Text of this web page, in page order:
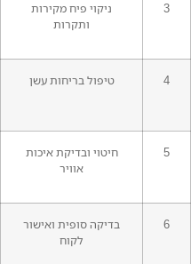
3
ניקוי פיח מקירות
ותקרות
4 טיפול בריחות עשן
5
חיטוי ובדיקת איכות
אוויר
6
בדיקה סופית ואישור
לקוח